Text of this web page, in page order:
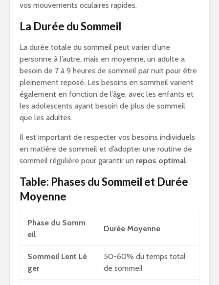
vos mouvements oculaires rapides.
La Durée du Sommeil
La durée totale du sommeil peut varier d’une
personne à l’autre, mais en moyenne, un adulte a
besoin de 7 à 9 heures de sommeil par nuit pour être
pleinement reposé. Les besoins en sommeil varient
également en fonction de l’âge, avec les enfants et
les adolescents ayant besoin de plus de sommeil
que les adultes.
Il est important de respecter vos besoins individuels
en matière de sommeil et d’adopter une routine de
sommeil régulière pour garantir un repos optimal.
Table: Phases du Sommeil et Durée
Moyenne
Phase du Somm
eil
Durée Moyenne
Sommeil Lent Lé
ger
50-60% du temps total
de sommeil